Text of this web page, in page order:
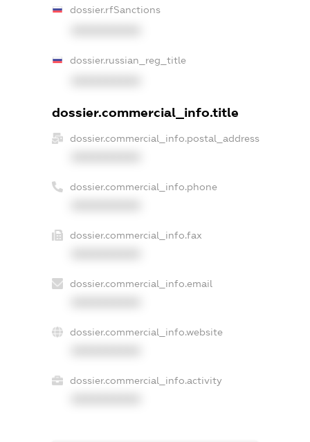
dossier.rfSanctions
dossier.russian_reg_title
dossier.commercial_info.title
dossier.commercial_info.postal_address
dossier.commercial_info.phone
dossier.commercial_info.fax
dossier.commercial_info.email
dossier.commercial_info.website
dossier.commercial_info.activity